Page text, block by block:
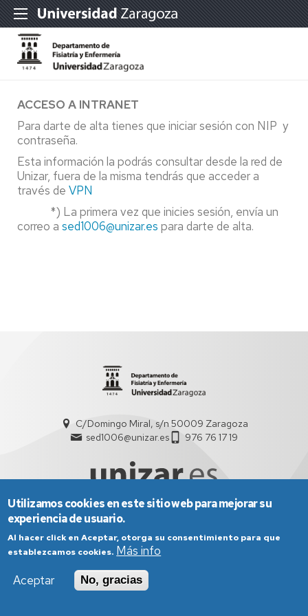
ACCESO A INTRANET
Para darte de alta tienes que iniciar sesión con NIP y
contraseña.
Esta información la podrás consultar desde la red de
Unizar, fuera de la misma tendrás que acceder a
través de VPN
*) La primera vez que inicies sesión, envía un
correo a sed1006@unizar.es para darte de alta.
C/Domingo Miral, s/n 50009 Zaragoza
sed1006@unizar.es
976 76 17 19
Aviso Legal
Condiciones generales de uso
Política de Privacidad
Política de Cookies
Política de Accesibilidad
Utilizamos cookies en este sitio web para mejorar su
experiencia de usuario.
Al hacer click en Aceptar, otorga su consentimiento para que
establezcamos cookies. Más info
Aceptar
No, gracias